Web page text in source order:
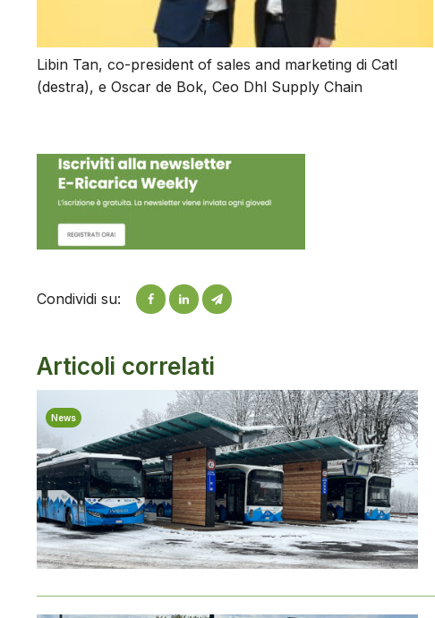
Libin Tan, co-president of sales and marketing di Catl
(destra), e Oscar de Bok, Ceo Dhl Supply Chain
Condividi su:
Articoli correlati
News